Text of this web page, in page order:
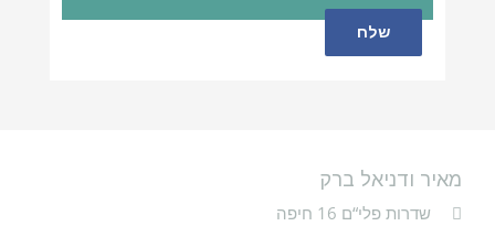
מאיר ודניאל ברק
שדרות פלי“ם 16 חיפה